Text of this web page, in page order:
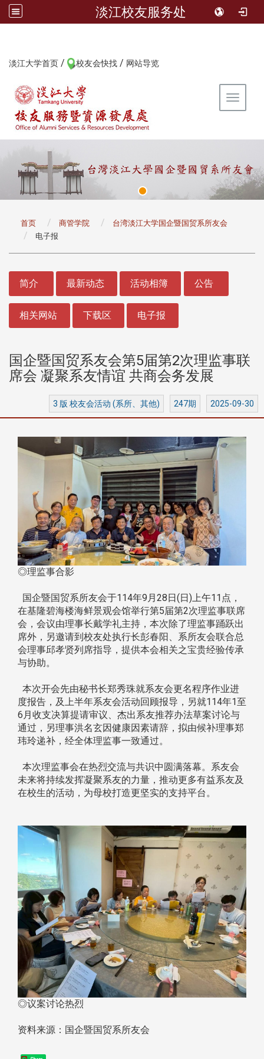
淡江校友服务处
淡江大学首页 / 校友会快找 / 网站导览
Toggle
首页 商管学院
台湾淡江大学国企暨国贸系所友会
电子报
简介 最新动态 活动相簿 公告
相关网站 下载区 电子报
国企暨国贸系友会第5届第2次理监事联
席会 凝聚系友情谊 共商会务发展
3 版 校友会活动 (系所、其他) 247期 2025-09-30
◎理监事合影
国企暨国贸系所友会于114年9月28日(日)上午11点，
在基隆碧海楼海鲜景观会馆举行第5届第2次理监事联席
会，会议由理事长戴学礼主持，本次除了理监事踊跃出
席外，另邀请到校友处执行长彭春阳、系所友会联合总
会理事邱孝贤列席指导，提供本会相关之宝贵经验传承
与协助。
本次开会先由秘书长郑秀珠就系友会更名程序作业进
度报告，及上半年系友会活动回顾报导，另就114年1至
6月收支决算提请审议、杰出系友推荐办法草案讨论与
通过，另理事洪名玄因健康因素请辞，拟由候补理事郑
玮玲递补，经全体理监事一致通过。
本次理监事会在热烈交流与共识中圆满落幕。系友会
未来将持续发挥凝聚系友的力量，推动更多有益系友及
在校生的活动，为母校打造更坚实的支持平台。
◎议案讨论热烈
资料来源：国企暨国贸系所友会